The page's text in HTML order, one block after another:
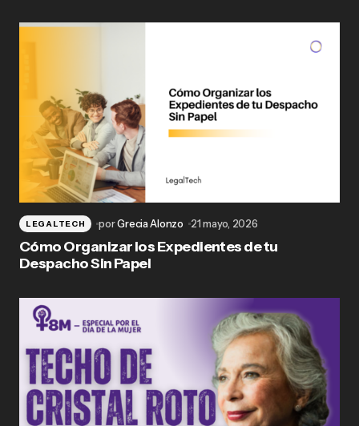
LEGALTECH porGrecia Alonzo 21 mayo, 2026
Cómo Organizar los Expedientes de tu
Despacho Sin Papel